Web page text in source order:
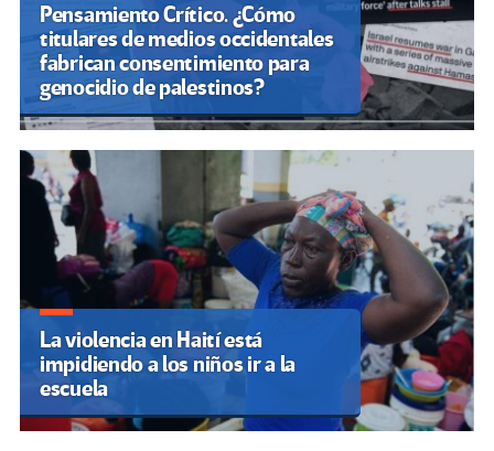
Pensamiento Crítico. ¿Cómo
titulares de medios occidentales
fabrican consentimiento para
genocidio de palestinos?
La violencia en Haití está
impidiendo a los niños ir a la
escuela